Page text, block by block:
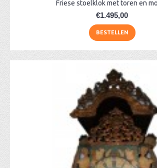
Friese stoelklok met toren en
€1.495,00
BESTELLEN